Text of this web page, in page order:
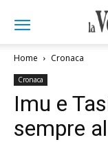
Home Cronaca
Cronaca
Imu e
sempre